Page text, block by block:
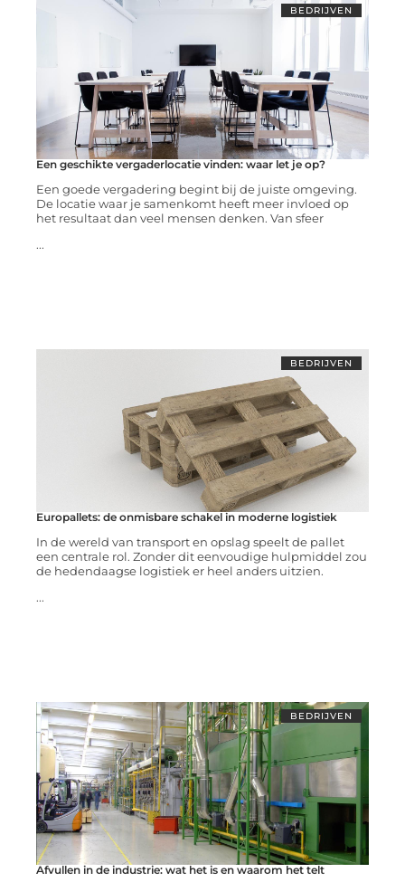
BEDRIJVEN
Een geschikte vergaderlocatie vinden: waar let je op?
Een goede vergadering begint bij de juiste omgeving.
De locatie waar je samenkomt heeft meer invloed op
het resultaat dan veel mensen denken. Van sfeer
...
BEDRIJVEN
Europallets: de onmisbare schakel in moderne logistiek
In de wereld van transport en opslag speelt de pallet
een centrale rol. Zonder dit eenvoudige hulpmiddel zou
de hedendaagse logistiek er heel anders uitzien.
...
BEDRIJVEN
Afvullen in de industrie: wat het is en waarom het telt